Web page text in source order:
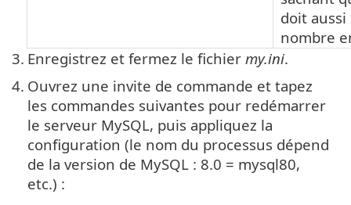
doit
nombre
3. Enregistrez et fermez le fichier my.ini.
4. Ouvrez une invite de commande et tapez
les commandes suivantes pour redémarrer
le serveur MySQL, puis appliquez la
configuration (le nom du processus dépend
de la version de MySQL : 8.0 = mysql80,
etc.) :